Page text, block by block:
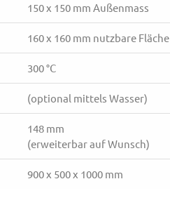
150 x 150 mm Außenmass
160 x 160 mm nutzbare Fläche
300 °C
(optional mittels Wasser)
148 mm
(erweiterbar auf Wunsch)
900 x 500 x 1000 mm